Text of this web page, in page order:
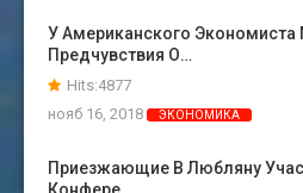
У Американского
Предчувствия О…
Hits:4877
нояб 16, 2018
ЭКОНОМИКА
Приезжающие В Любляну